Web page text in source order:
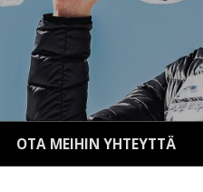
OTA MEIHIN YHTEYTTÄ